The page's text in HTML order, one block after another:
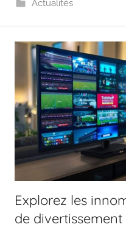
Actualités
Explorez les
de divertissement